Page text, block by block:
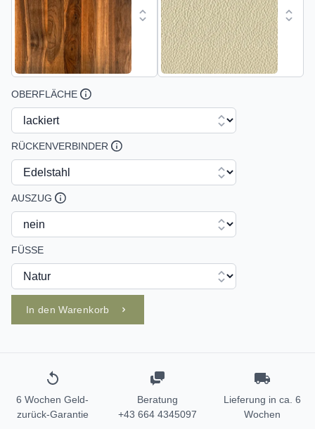
OBERFLÄCHE
RÜCKENVERBINDER
AUSZUG
FÜSSE
In den Warenkorb
6 Wochen Geld-
zurück-Garantie
Beratung
+43 664 4345097
Lieferung in ca. 6
Wochen